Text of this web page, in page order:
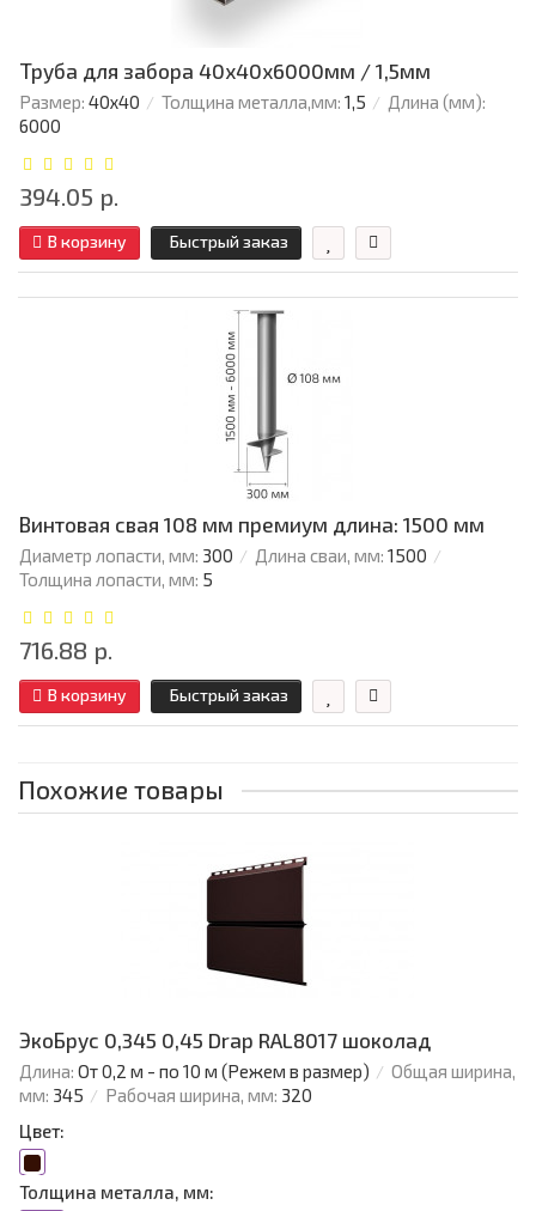
Труба для забора 40х40x6000мм / 1,5мм
Размер: 40х40 Толщина металла,мм: 1,5
Длина (мм):
6000
394.05 р.
В корзину Быстрый заказ
Винтовая свая 108 мм премиум длина: 1500 мм
Диаметр лопасти, мм: 300 Длина сваи, мм: 1500
Толщина лопасти, мм: 5
716.88 р.
В корзину Быстрый заказ
Похожие товары
ЭкоБрус 0,345 0,45 Drap RAL8017 шоколад
Длина: От 0,2 м - по 10 м (Режем в размер)
Общая ширина,
мм: 345 Рабочая ширина, мм: 320
Цвет:
Толщина металла, мм: